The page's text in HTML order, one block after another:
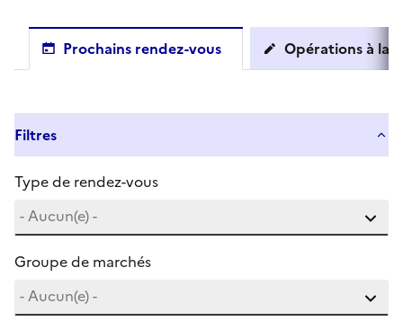
Prochains rendez-vous Opérations à la
Filtres
Type de rendez-vous
Groupe de marchés